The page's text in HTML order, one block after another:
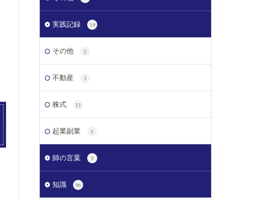
実践記録 19
その他 2
不動産 1
株式 11
起業副業 5
師の言葉 3
知識 96